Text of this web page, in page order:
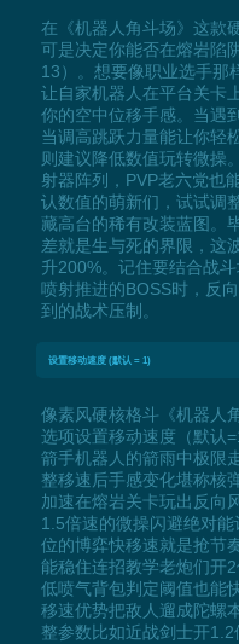
在《机器人角斗场》这款
可是决定你能否在熔岩陷
13）。想要像职业选手那
让自家机器人在平台关卡
你的空中位移手感。当遇
当调高跳跃力量能让你轻
则建议降低数值玩转微操
射器阵列，PVP老六党也
认数值的萌新们，试试调
藏高台的稀有改装蓝图。
差就是生与死的界限，这
升200%。记住要结合战
喷射推进的BOSS时，反
到的战术压制。
设置移动速度 (默认 = 1)
像素风硬核格斗《机器人
选项设置移动速度（默认
箭手机器人的箭雨中极限
整移速后手感变化堪称核
加速在熔岩关卡玩出反向
1.5倍速的微操闪避绝对
位的博弈快移速就是抢节
能稳住连招教学老炮们开
低喷气背包判定阈值也能
移速优势把敌人遛成陀螺
整参数比如近战剑士开